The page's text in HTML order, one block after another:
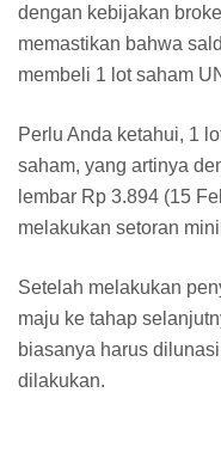
dengan kebijakan
memastikan bahwa
membeli 1 lot saham
Perlu Anda ketahui, 1
saham, yang artinya
lembar Rp 3.894 (15
melakukan setoran
Setelah melakukan
maju ke tahap
biasanya harus
dilakukan.